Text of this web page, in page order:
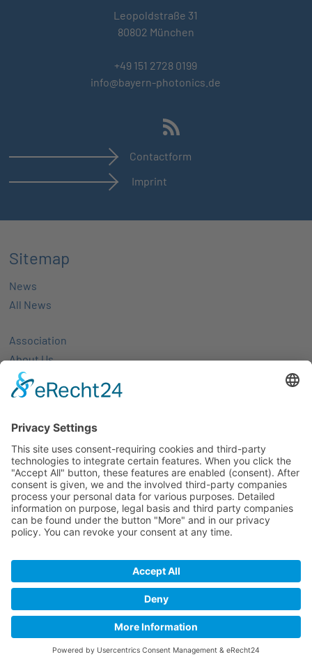
Leopoldstraße 31
80802 München
+49 151 2728 0199
info@bayern-photonics.de
Contactform
Imprint
Sitemap
News
All News
Association
About Us
Activities
Members
Partner-networks
Events
All Events
Jobs
Contact